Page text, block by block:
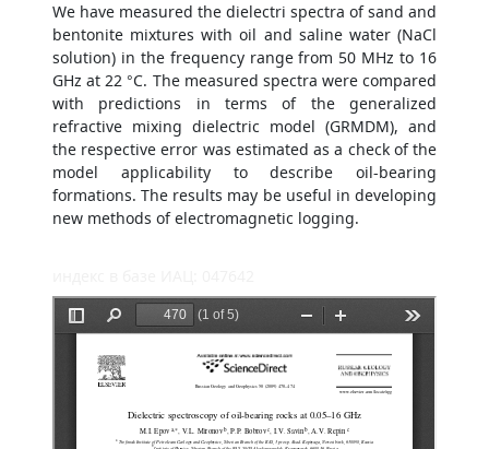
We have measured the dielectri spectra of sand and
bentonite mixtures with oil and saline water (NaCl
solution) in the frequency range from 50 MHz to 16
GHz at 22 °C. The measured spectra were compared
with predictions in terms of the generalized
refractive mixing dielectric model (GRMDM), and
the respective error was estimated as a check of the
model applicability to describe oil-bearing
formations. The results may be useful in developing
new methods of electromagnetic logging.